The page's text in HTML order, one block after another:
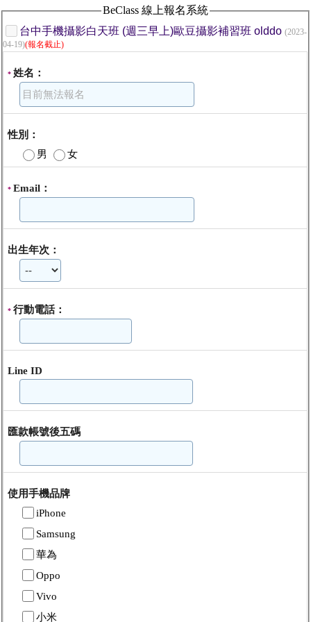
BeClass 線上報名系統
台中手機攝影白天班 (週三早上)歐豆攝影補習班 olddo (2023-
04-19)(報名截止)
*姓名：
性別：
男
女
* Email：
出生年次：
*行動電話：
Line ID
匯款帳號後五碼
使用手機品牌
iPhone
Samsung
華為
Oppo
Vivo
小米